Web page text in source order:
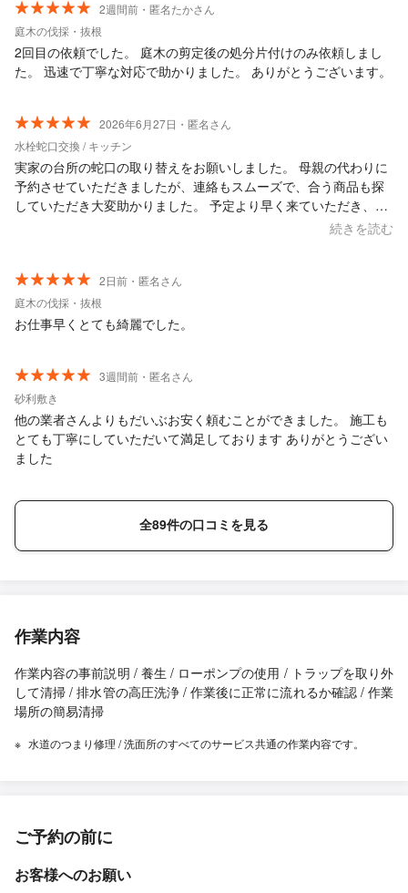
2週間前・匿名たかさん
庭木の伐採・抜根
2回目の依頼でした。 庭木の剪定後の処分片付けのみ依頼しまし
た。 迅速で丁寧な対応で助かりました。 ありがとうございます。
2026年6月27日・匿名さん
水栓蛇口交換 / キッチン
実家の台所の蛇口の取り替えをお願いしました。 母親の代わりに
予約させていただきましたが、連絡もスムーズで、合う商品も探
していただき大変助かりました。 予定より早く来ていただき、母
も助かったと喜んでいました。 また機会があったらお願いしたい
続きを読む
2日前・匿名さん
庭木の伐採・抜根
お仕事早くとても綺麗でした。
3週間前・匿名さん
砂利敷き
他の業者さんよりもだいぶお安く頼むことができました。 施工も
とても丁寧にしていただいて満足しております ありがとうござい
ました
全89件の口コミを見る
作業内容
作業内容の事前説明 / 養生 / ローポンプの使用 / トラップを取り外
して清掃 / 排水管の高圧洗浄 / 作業後に正常に流れるか確認 / 作業
場所の簡易清掃
水道のつまり修理 / 洗面所のすべてのサービス共通の作業内容です。
ご予約の前に
お客様へのお願い